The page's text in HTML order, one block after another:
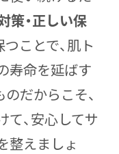
策・正しい保
ことで、肌ト
寿命を延ばす
だからこそ、
、安心してサ
整えましょ